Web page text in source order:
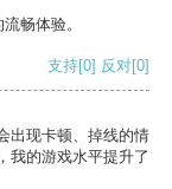
畅体验。
支持[0] 反对[0]
出现卡顿、掉线的情
我的游戏水平提升了